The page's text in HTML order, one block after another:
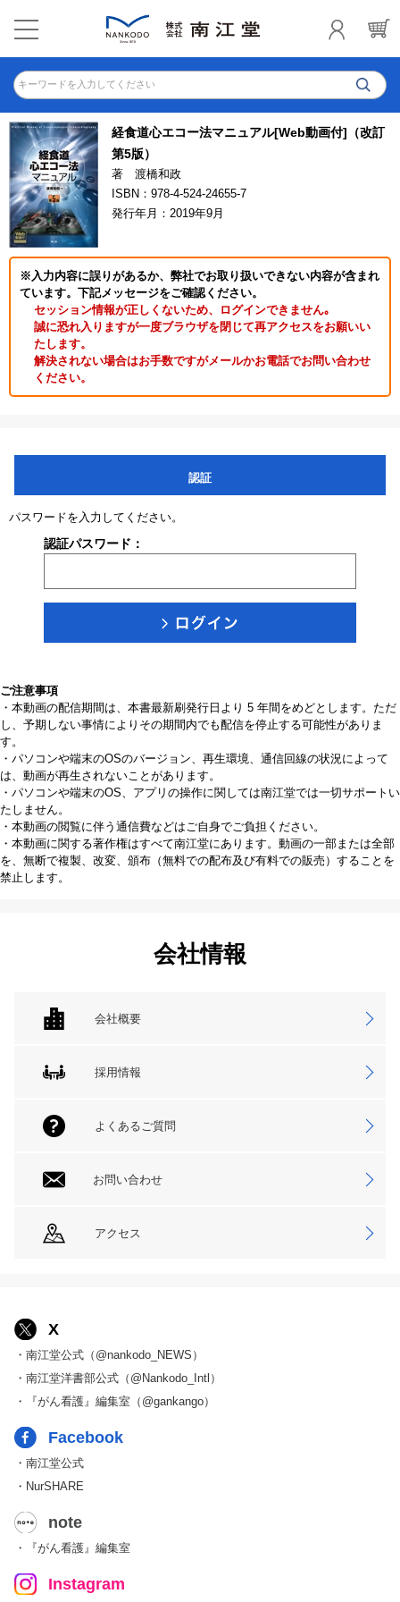
キーワードを入力してください
経食道心エコー法マニュアル[Web動画付]（改訂
第5版）
著 渡橋和政
ISBN：978-4-524-24655-7
発行年月：2019年9月
※入力内容に誤りがあるか、弊社でお取り扱いできない内容が含まれ
ています。下記メッセージをご確認ください。
セッション情報が正しくないため、ログインできません｡
誠に恐れ入りますが一度ブラウザを閉じて再アクセスをお願いい
たします。
解決されない場合はお手数ですがメールかお電話でお問い合わせ
ください。
認証
パスワードを入力してください。
認証パスワード：
ご注意事項
・本動画の配信期間は、本書最新刷発行日より 5 年間をめどとします。ただ
し、予期しない事情によりその期間内でも配信を停止する可能性がありま
す。
・パソコンや端末のOSのバージョン、再生環境、通信回線の状況によって
は、動画が再生されないことがあります。
・パソコンや端末のOS、アプリの操作に関しては南江堂では一切サポートい
たしません。
・本動画の閲覧に伴う通信費などはご自身でご負担ください。
・本動画に関する著作権はすべて南江堂にあります。動画の一部または全部
を、無断で複製、改変、頒布（無料での配布及び有料での販売）することを
禁止します。
会社情報
会社概要
採用情報
よくあるご質問
お問い合わせ
アクセス
X
・南江堂公式（@nankodo_NEWS）
・南江堂洋書部公式（@Nankodo_Intl）
・『がん看護』編集室（@gankango）
Facebook
・南江堂公式
・NurSHARE
note
・『がん看護』編集室
Instagram